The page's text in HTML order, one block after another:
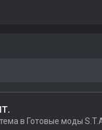
в Готовые моды